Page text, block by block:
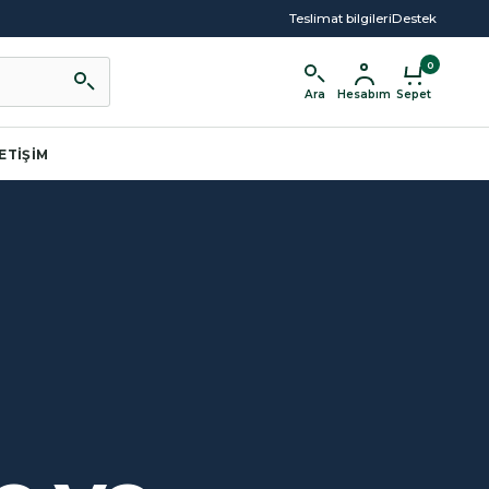
Teslimat bilgileriDestek
Ara Hesabım Sepet
0